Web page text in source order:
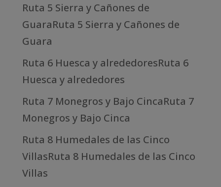
Ruta 5 Sierra y Cañones de
GuaraRuta 5 Sierra y Cañones de
Guara
Ruta 6 Huesca y alrededoresRuta 6
Huesca y alrededores
Ruta 7 Monegros y Bajo CincaRuta 7
Monegros y Bajo Cinca
Ruta 8 Humedales de las Cinco
VillasRuta 8 Humedales de las Cinco
Villas